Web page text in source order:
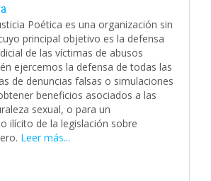
Poética es una organización sin
principal objetivo es la defensa
de las víctimas de abusos
ejercemos la defensa de todas las
de denuncias falsas o simulaciones
beneficios asociados a las
sexual, o para un
ilícito de la legislación sobre
Leer más...